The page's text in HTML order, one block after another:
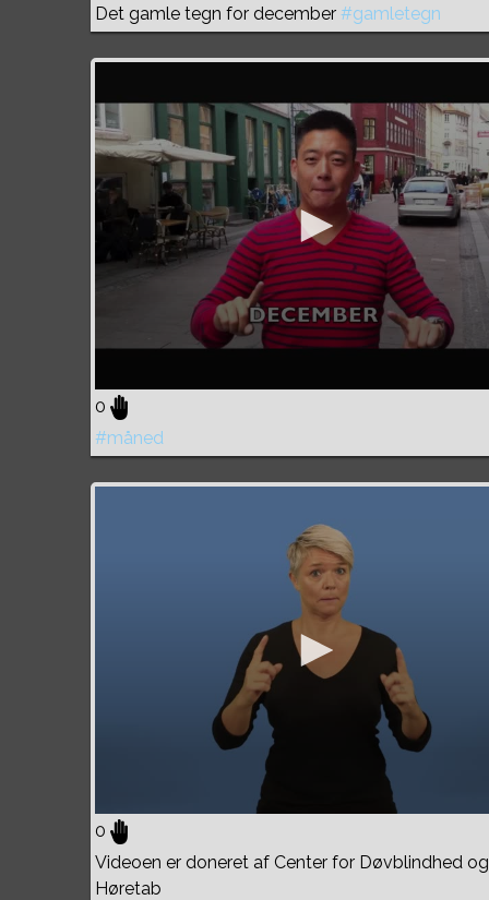
Det gamle tegn for december #gamletegn
0
#måned
0
Videoen er doneret af Center for Døvblindhed og
Høretab